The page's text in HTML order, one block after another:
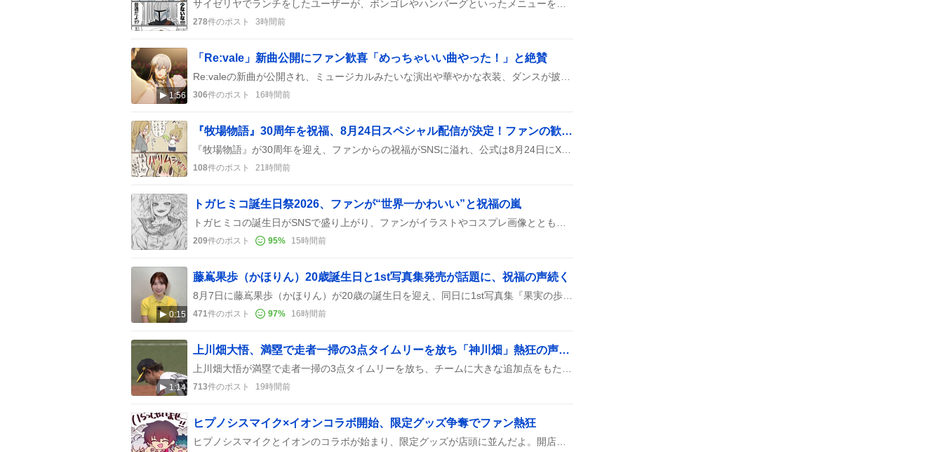
278件のポスト 3時間前
1:56
「Re:vale」新曲公開にファン歓喜「めっちゃいい曲やった！」と絶賛
306件のポスト 16時間前
『牧場物語』30周年を祝福、8月24日スペシャル配信が決定！ファンの歓喜の声が広がる
108件のポスト 21時間前
トガヒミコ誕生日祭2026、ファンが“世界一かわいい”と祝福の嵐
209件のポスト 95% 15時間前
0:15
藤嶌果歩（かほりん）20歳誕生日と1st写真集発売が話題に、祝福の声続く
471件のポスト 97% 16時間前
1:14
上川畑大悟、満塁で走者一掃の3点タイムリーを放ち「神川畑」熱狂の声がSNSに炸裂
713件のポスト 19時間前
ヒプノシスマイク×イオンコラボ開始、限定グッズ争奪でファン熱狂